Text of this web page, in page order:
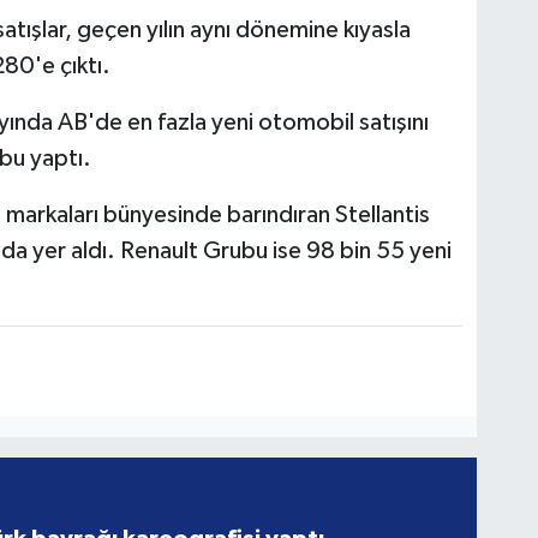
geçen yılın aynı dönemine kıyasla
çıktı.
AB'de en fazla yeni otomobil satışını
yaptı.​​​​​​​
bünyesinde barındıran Stellantis
yer aldı. Renault Grubu ise 98 bin 55 yeni